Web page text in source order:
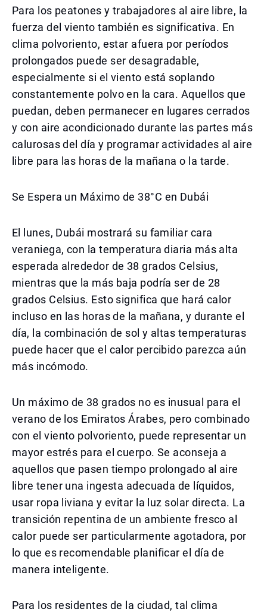
Para los peatones y trabajadores al aire libre, la
fuerza del viento también es significativa. En
clima polvoriento, estar afuera por períodos
prolongados puede ser desagradable,
especialmente si el viento está soplando
constantemente polvo en la cara. Aquellos que
puedan, deben permanecer en lugares cerrados
y con aire acondicionado durante las partes más
calurosas del día y programar actividades al aire
libre para las horas de la mañana o la tarde.
Se Espera un Máximo de 38°C en Dubái
El lunes, Dubái mostrará su familiar cara
veraniega, con la temperatura diaria más alta
esperada alrededor de 38 grados Celsius,
mientras que la más baja podría ser de 28
grados Celsius. Esto significa que hará calor
incluso en las horas de la mañana, y durante el
día, la combinación de sol y altas temperaturas
puede hacer que el calor percibido parezca aún
más incómodo.
Un máximo de 38 grados no es inusual para el
verano de los Emiratos Árabes, pero combinado
con el viento polvoriento, puede representar un
mayor estrés para el cuerpo. Se aconseja a
aquellos que pasen tiempo prolongado al aire
libre tener una ingesta adecuada de líquidos,
usar ropa liviana y evitar la luz solar directa. La
transición repentina de un ambiente fresco al
calor puede ser particularmente agotadora, por
lo que es recomendable planificar el día de
manera inteligente.
Para los residentes de la ciudad, tal clima